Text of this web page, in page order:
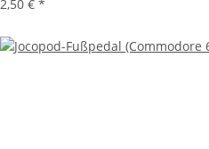
2,50 € *